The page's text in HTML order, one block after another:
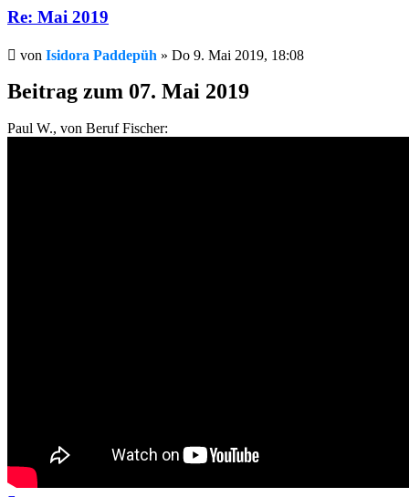
Re: Mai 2019
Beitrag
von Isidora Paddepüh » Do 9. Mai 2019, 18:08
Beitrag zum 07. Mai 2019
Paul W., von Beruf Fischer: